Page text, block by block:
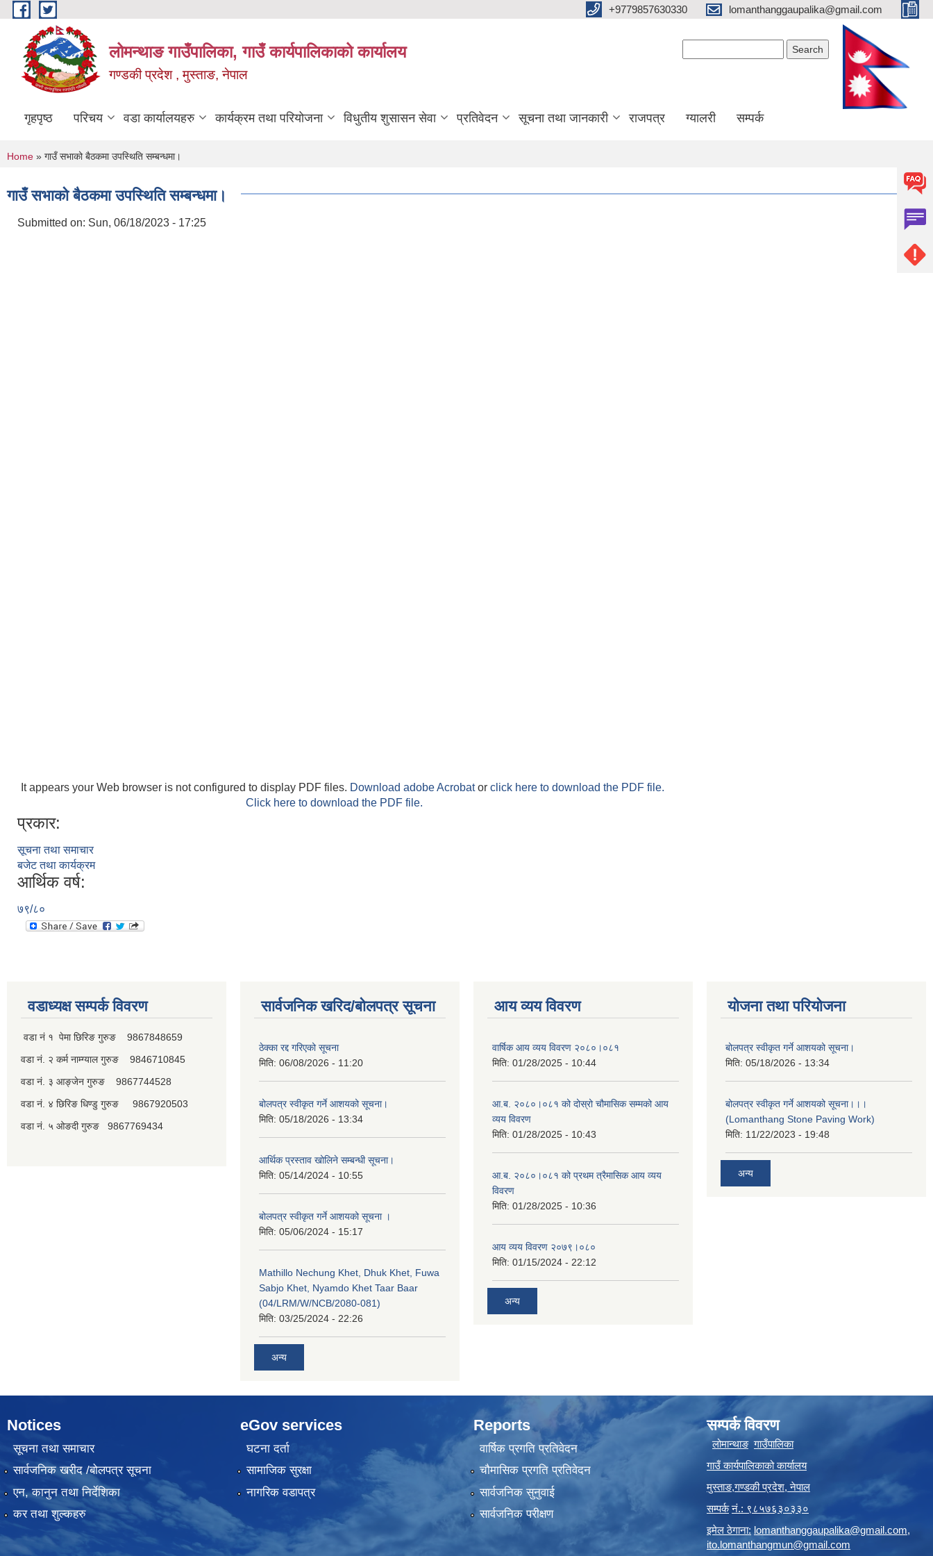
Skip to main content +9779857630330 lomanthanggaupalika@gmail.com
लोमन्थाङ गाउँपालिका, गाउँ कार्यपालिकाको कार्यालय
गण्डकी प्रदेश , मुस्ताङ, नेपाल
गृहपृष्ठ परिचय वडा कार्यालयहरु कार्यक्रम तथा परियोजना विधुतीय शुसासन सेवा प्रतिवेदन सूचना तथा जानकारी राजपत्र ग्यालरी सम्पर्क
You are here
Home » गाउँ सभाको बैठकमा उपस्थिति सम्बन्धमा।
गाउँ सभाको बैठकमा उपस्थिति सम्बन्धमा।
Submitted on: Sun, 06/18/2023 - 17:25
It appears your Web browser is not configured to display PDF files. Download adobe Acrobator click here to download the PDF file.
Click here to download the PDF file.
प्रकार:
सूचना तथा समाचार
बजेट तथा कार्यक्रम
आर्थिक वर्ष:
७९/८०
वडाध्यक्ष सम्पर्क विवरण
वडा नं १ पेमा छिरिङ गुरुङ 9867848659
वडा नं. २ कर्म नाम्ग्याल गुरुङ 9846710845
वडा नं. ३ आङ्जेन गुरुङ 9867744528
वडा नं. ४ छिरिङ धिण्डु गुरुङ 9867920503
वडा नं. ५ ओङदी गुरुङ 9867769434
सार्वजनिक खरिद/बोलपत्र सूचना
ठेक्का रद्द गरिएको सूचना
मिति: 06/08/2026 - 11:20
बोलपत्र स्वीकृत गर्ने आशयको सूचना।
मिति: 05/18/2026 - 13:34
आर्थिक प्रस्ताव खोलिने सम्बन्धी सूचना।
मिति: 05/14/2024 - 10:55
बोलपत्र स्वीकृत गर्ने आशयको सूचना ।
मिति: 05/06/2024 - 15:17
Mathillo Nechung Khet, Dhuk Khet, Fuwa
Sabjo Khet, Nyamdo Khet Taar Baar
(04/LRM/W/NCB/2080-081)
मिति: 03/25/2024 - 22:26
अन्य
आय व्यय विवरण
वार्षिक आय व्यय विवरण २०८०।०८१
मिति: 01/28/2025 - 10:44
आ.ब. २०८०।०८१ को दोस्रो चौमासिक सम्मको आय
व्यय विवरण
मिति: 01/28/2025 - 10:43
आ.ब. २०८०।०८१ को प्रथम त्रैमासिक आय व्यय
विवरण
मिति: 01/28/2025 - 10:36
आय व्यय विवरण २०७९।०८०
मिति: 01/15/2024 - 22:12
अन्य
योजना तथा परियोजना
बोलपत्र स्वीकृत गर्ने आशयको सूचना।
मिति: 05/18/2026 - 13:34
बोलपत्र स्वीकृत गर्ने आशयको सूचना।।।
(Lomanthang Stone Paving Work)
मिति: 11/22/2023 - 19:48
अन्य
Notices
सूचना तथा समाचार
सार्वजनिक खरीद /बोलपत्र सूचना
एन, कानुन तथा निर्देशिका
कर तथा शुल्कहरु
eGov services
घटना दर्ता
सामाजिक सुरक्षा
नागरिक वडापत्र
Reports
वार्षिक प्रगति प्रतिवेदन
चौमासिक प्रगति प्रतिवेदन
सार्वजनिक सुनुवाई
सार्वजनिक परीक्षण
सम्पर्क विवरण
लोमान्थाङ गाउँपालिका
गाउँ कार्यपालिकाको कार्यालय
मुस्ताङ,गण्डकी प्रदेश,नेपाल
सम्पर्क नं.: ९८५७६३०३३०
इमेल ठेगाना: lomanthanggaupalika@gmail.com,
ito.lomanthangmun@gmail.com